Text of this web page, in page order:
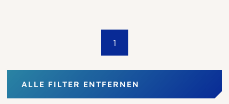
1
ALLE FILTER ENTFERNEN